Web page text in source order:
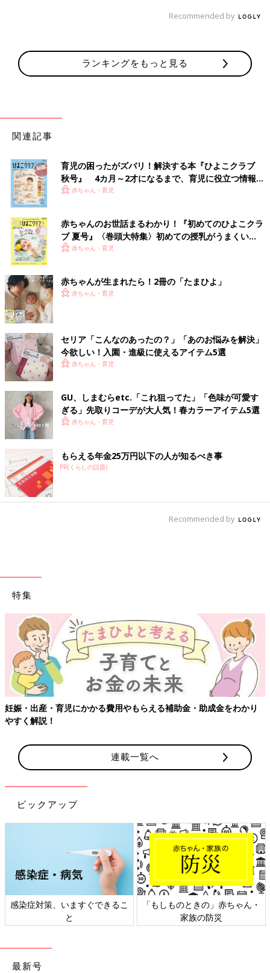
Recommended by
ランキングをもっと見る
関連記事
育児の困ったがズバリ！解決する本『ひよこクラブ
秋号』 4カ月～2才になるまで、育児に役立つ情報が
いっぱい！
赤ちゃん・育児
赤ちゃんのお世話まるわかり！『初めてのひよこクラ
ブ 夏号』〈巻頭大特集〉初めての授乳がうまくい
く！ おっぱい・ミルクの基本と夏のトラブル 解決テ
赤ちゃん・育児
赤ちゃんが生まれたら！2冊の「たまひよ」
赤ちゃん・育児
セリア「こんなのあったの？」「あのお悩みを解決」
今欲しい！入園・進級に使えるアイテム5選
赤ちゃん・育児
GU、しまむらetc.「これ狙ってた」「色味が可愛す
ぎる」先取りコーデが大人気！春カラーアイテム5選
赤ちゃん・育児
もらえる年金25万円以下の人が知るべき事
PR(くらしの話題)
Recommended by
特集
【ワクチン接種できるものも】妊婦の感染症対策、知っておいて！
連載一覧へ
ピックアップ
日本外来小児科学会リーフレッ
ト検討会
六星占術 細木かおりさんの人生
相談
最新号